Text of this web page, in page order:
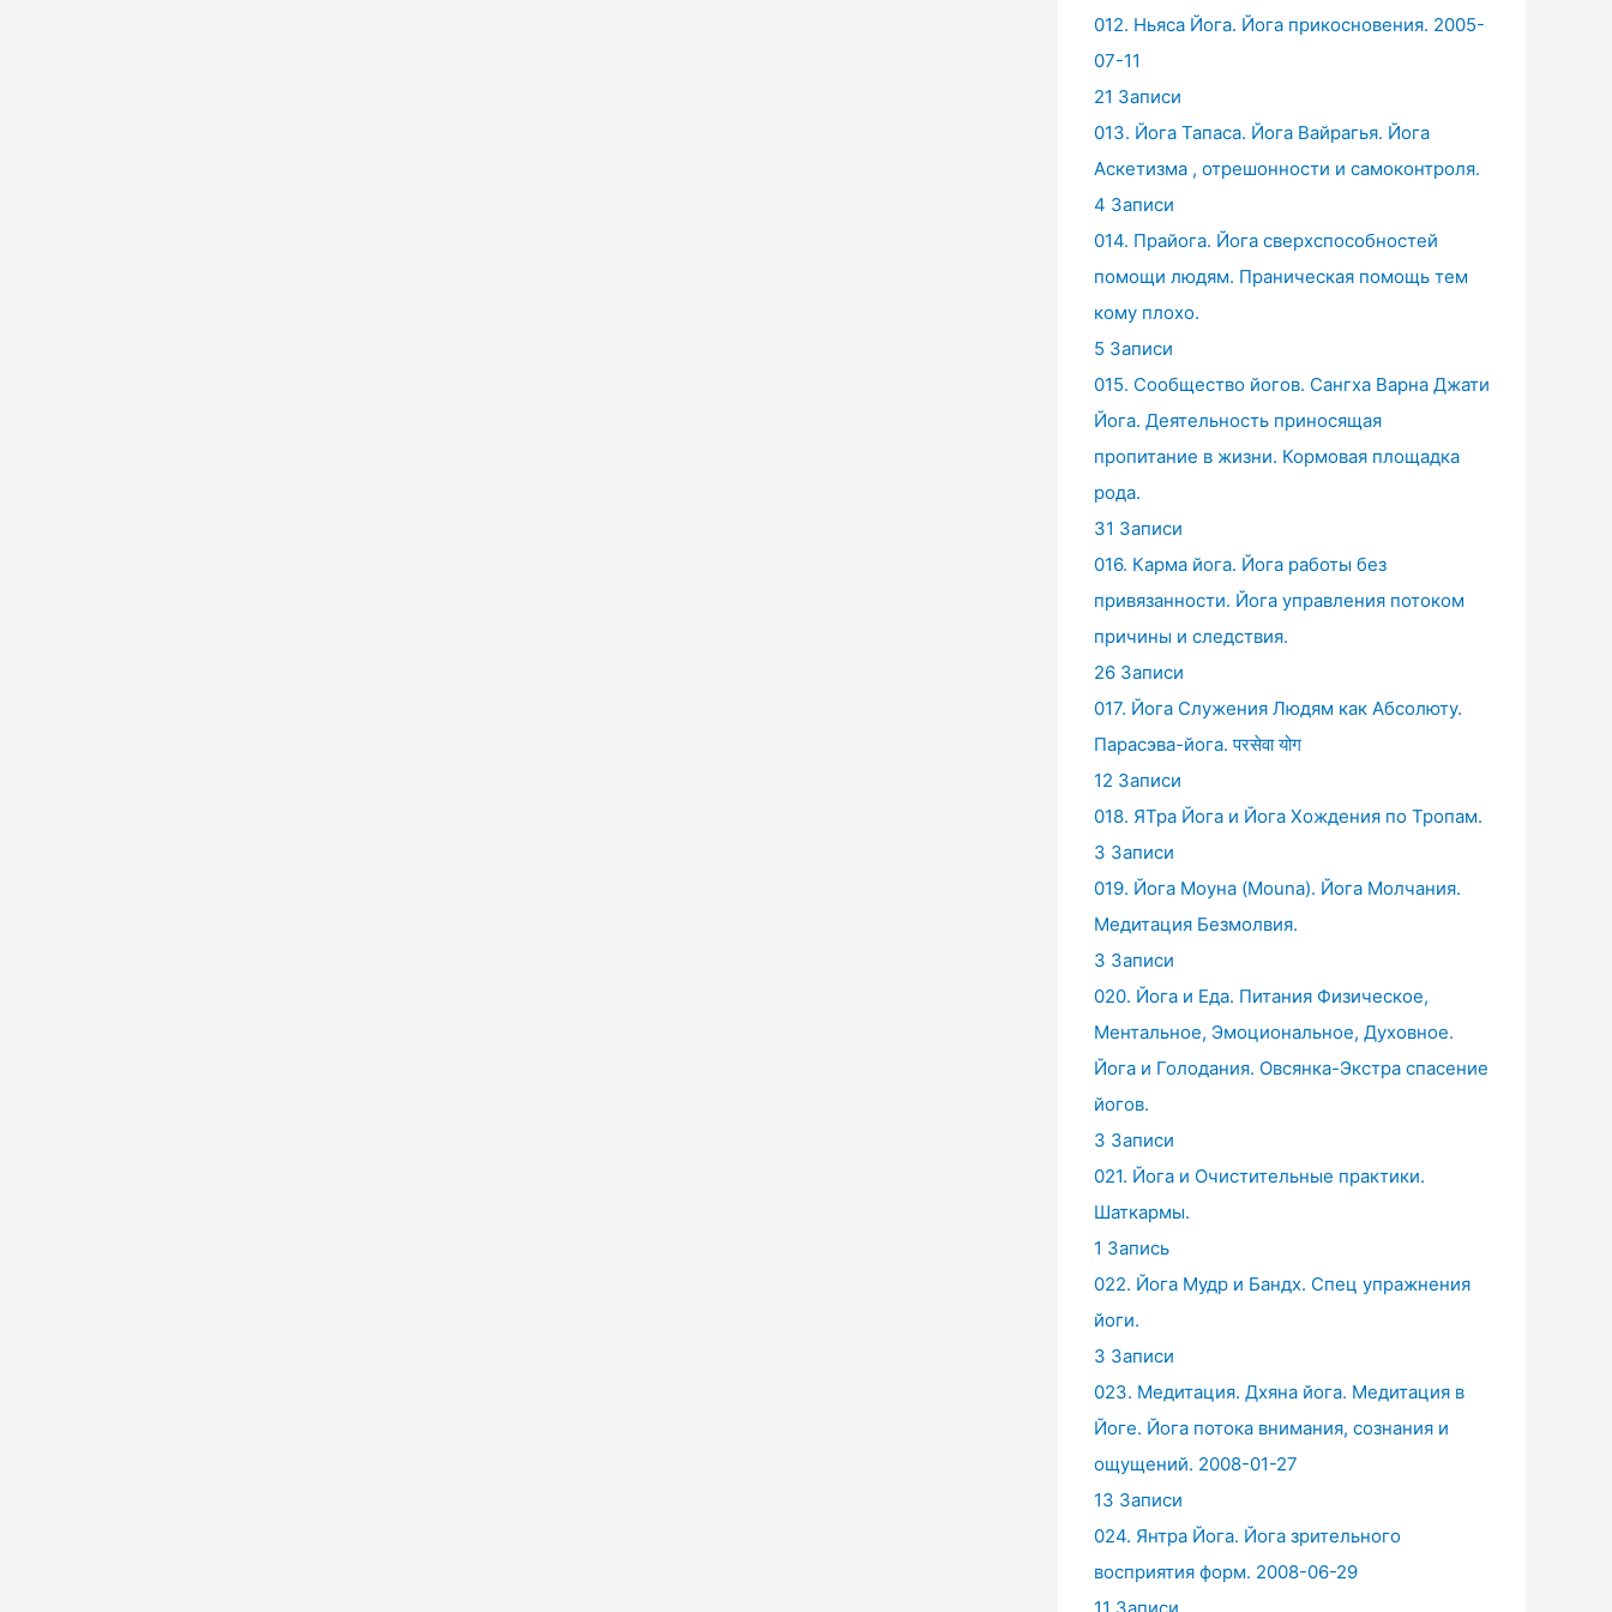
012. Ньяса Йога. Йога прикосновения. 2005-
07-11
21 Записи
013. Йога Тапаса. Йога Вайрагья. Йога
Аскетизма , отрешонности и самоконтроля.
4 Записи
014. Прайога. Йога сверхспособностей
помощи людям. Праническая помощь тем
кому плохо.
5 Записи
015. Сообщество йогов. Сангха Варна Джати
Йога. Деятельность приносящая
пропитание в жизни. Кормовая площадка
рода.
31 Записи
016. Карма йога. Йога работы без
привязанности. Йога управления потоком
причины и следствия.
26 Записи
017. Йога Служения Людям как Абсолюту.
Парасэва-йога. परसेवा योग
12 Записи
018. ЯТра Йога и Йога Хождения по Тропам.
3 Записи
019. Йога Моуна (Mouna). Йога Молчания.
Медитация Безмолвия.
3 Записи
020. Йога и Еда. Питания Физическое,
Ментальное, Эмоциональное, Духовное.
Йога и Голодания. Овсянка-Экстра спасение
йогов.
3 Записи
021. Йога и Очистительные практики.
Шаткармы.
1 Запись
022. Йога Мудр и Бандх. Спец упражнения
йоги.
3 Записи
023. Медитация. Дхяна йога. Медитация в
Йоге. Йога потока внимания, сознания и
ощущений. 2008-01-27
13 Записи
024. Янтра Йога. Йога зрительного
восприятия форм. 2008-06-29